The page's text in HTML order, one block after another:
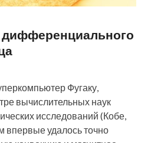
дифференциального
Фугаку,
вычислительных наук
исследований (Кобе,
впервые удалось точно